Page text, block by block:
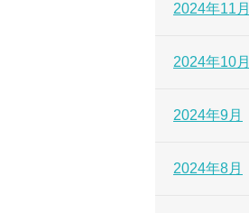
2024年11月
2024年10月
2024年9月
2024年8月